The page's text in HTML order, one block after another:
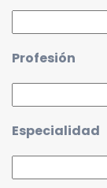
Profesión
Especialidad